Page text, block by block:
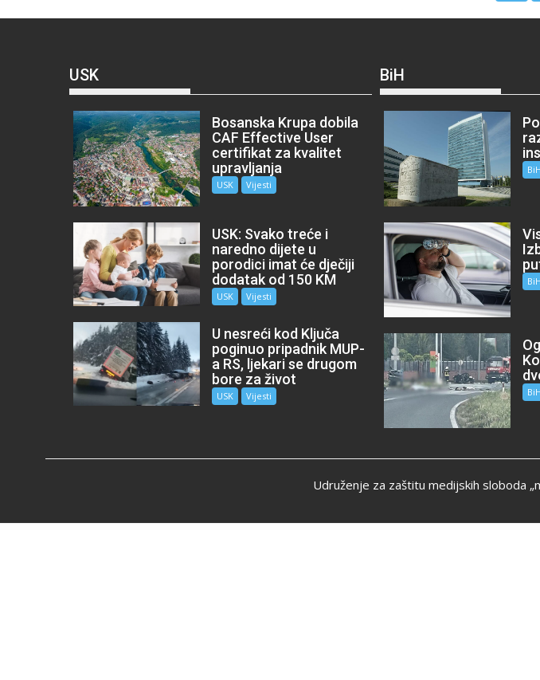
USK
Bosanska Krupa dobila
CAF Effective User
certifikat za kvalitet
upravljanja
USK Vijesti
USK: Svako treće i
naredno dijete u
porodici imat će dječiji
dodatak od 150 KM
USK Vijesti
U nesreći kod Ključa
poginuo pripadnik MUP-
a RS, ljekari se drugom
bore za život
USK Vijesti
BiH
BiH
BiH
BiH
Udruženje za zaštitu medijskih sloboda